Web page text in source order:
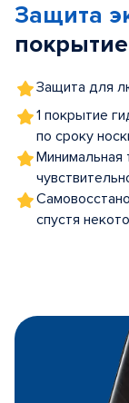
5
Защита
Защита для
1 покрытие
по сроку
Минимальная
спустя